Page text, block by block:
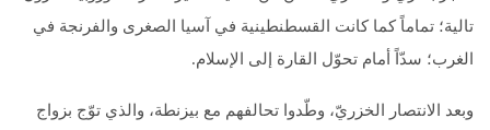
تالية؛ تماماً كما كانت القسطنطينية في آسيا الصغرى والفرنجة في
الغرب؛ سدّاً أمام تحوّل القارة إلى الإسلام.
وبعد الانتصار الخزريّ، وطّدوا تحالفهم مع بيزنطة، والذي توّج بزواج